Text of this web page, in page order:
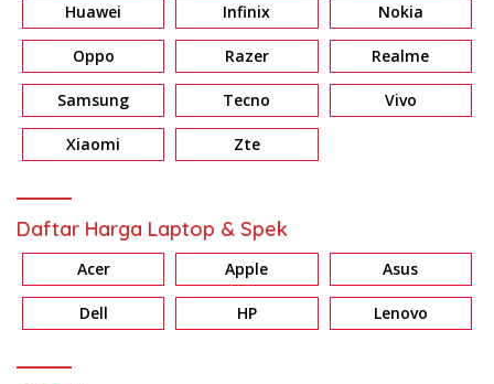
Huawei Infinix Nokia
Oppo Razer Realme
Samsung Tecno Vivo
Xiaomi Zte
Daftar Harga Laptop & Spek
Acer Apple Asus
Dell HP Lenovo